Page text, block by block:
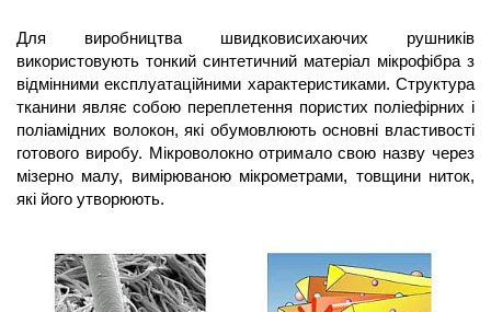
Для виробництва швидковисихаючих рушників
використовують тонкий синтетичний матеріал мікрофібра з
відмінними експлуатаційними характеристиками. Структура
тканини являє собою переплетення пористих поліефірних і
поліамідних волокон, які обумовлюють основні властивості
готового виробу. Мікроволокно отримало свою назву через
мізерно малу, вимірюваною мікрометрами, товщини ниток,
які його утворюють.